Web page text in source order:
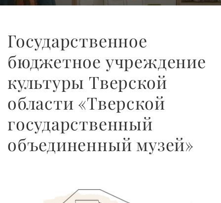
Государственное
бюджетное учреждение
культуры Тверской
области «Тверской
государственный
объединенный музей»